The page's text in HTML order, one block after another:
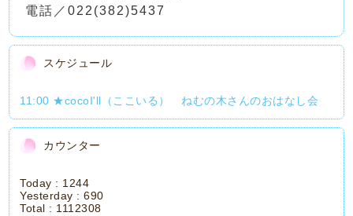
電話／022(382)5437
スケジュール
11:00 ★cocoI'll（ここいる） ねむの木さんのおはなし会
カウンター
Today : 1244
Yesterday :690
Total : 1112308